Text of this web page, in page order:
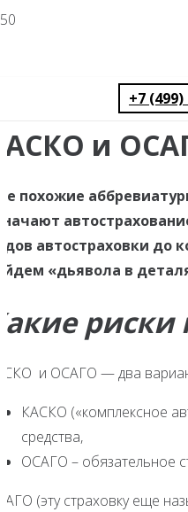
+7 (499)
и
похожие
автостраховки до
«дьявола в
и ОСАГО — два
КАСКО («комплексное
средства,
ОСАГО – обязательное
(эту страховку еще